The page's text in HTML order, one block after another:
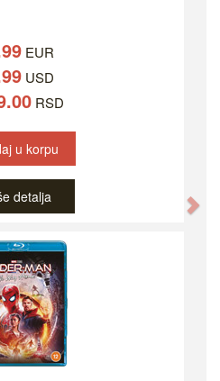
EUR
USD
RSD
u korpu
detalja